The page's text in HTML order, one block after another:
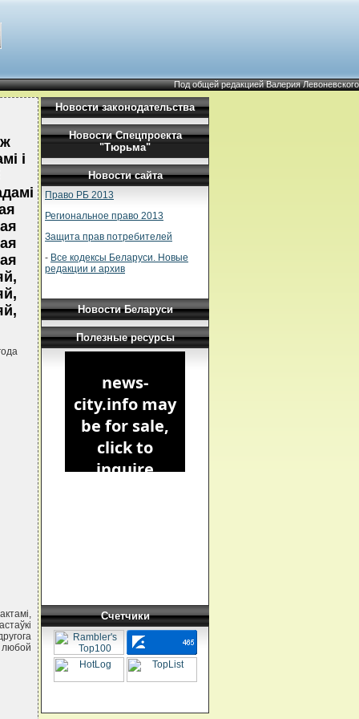
Под общей редакцией Валерия Левоневского
i
Новости законодательства
Новости Спецпроекта
"Тюрьма"
Новости сайта
Право РБ 2013
Региональное право 2013
Защита прав потребителей
- Все кодексы Беларуси. Новые
редакции и архив
Новости Беларуси
Полезные ресурсы
Счетчики